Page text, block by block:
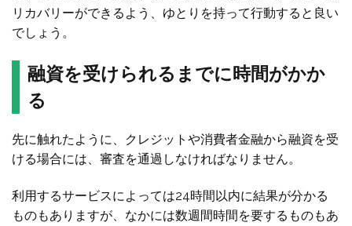
リカバリーができるよう、ゆとりを持って行動すると良い
でしょう。
融資を受けられるまでに時間がかか
る
先に触れたように、クレジットや消費者金融から融資を受
ける場合には、審査を通過しなければなりません。
利用するサービスによっては24時間以内に結果が分かる
ものもありますが、なかには数週間時間を要するものもあ